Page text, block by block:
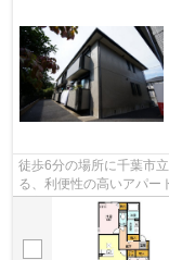
徒歩6分の場所に千葉市
る、利便性の高いアパー
風良好なアパートは洗濯